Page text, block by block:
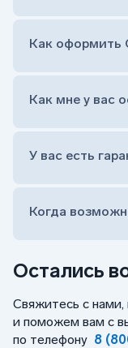
Остались
Свяжитесь с
и поможем вам с
по телефону 8
прописной)
Оформить
Заказать
Как оформить
Оформить
Заказать
Как мне у вас
У вас есть
Когда